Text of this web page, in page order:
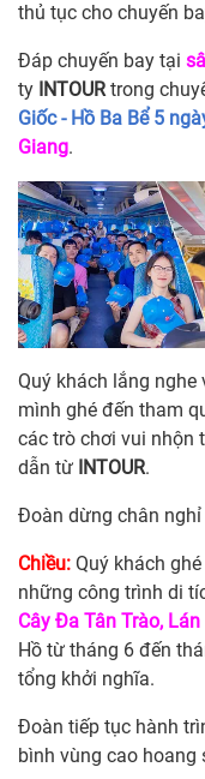
thủ tục cho chuyến
Đáp chuyến bay tại
ty INTOURtrong
Giốc - Hồ Ba Bể 5
Giang.
Quý khách lắng
mình ghé đến tham
các trò chơi vui nhộn
dẫn từ INTOUR.
Đoàn dừng chân
Chiều: Quý khách
những công trình di
Cây Đa Tân Trào,
Hồ từ tháng 6 đến
tổng khởi nghĩa.
Đoàn tiếp tục hành
bình vùng cao hoang